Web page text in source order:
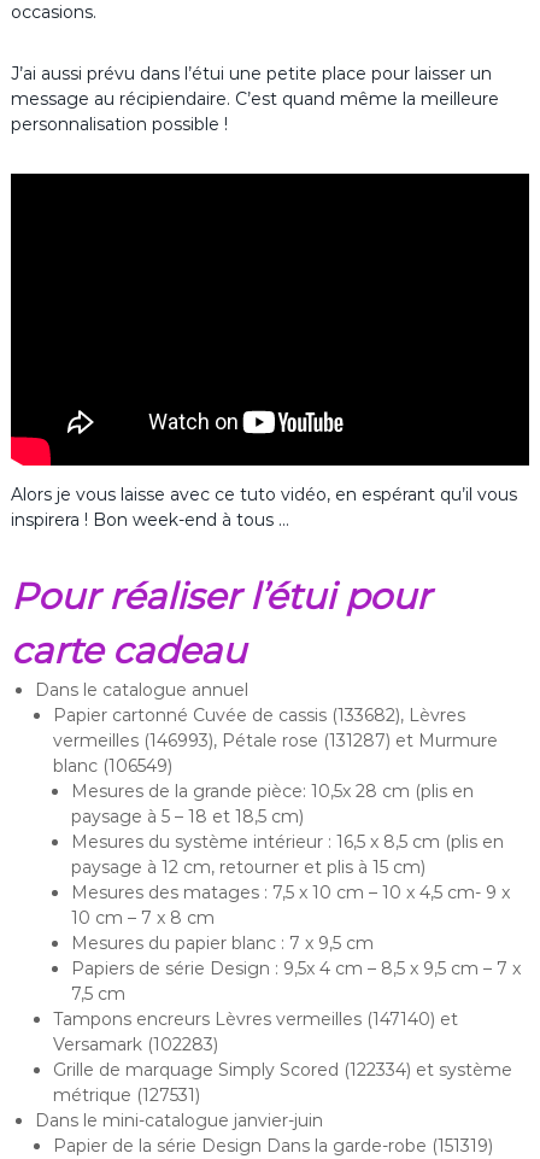
occasions.
J’ai aussi prévu dans l’étui une petite place pour laisser un
message au récipiendaire. C’est quand même la meilleure
personnalisation possible !
Alors je vous laisse avec ce tuto vidéo, en espérant qu’il vous
inspirera ! Bon week-end à tous …
Pour réaliser l’étui pour
carte cadeau
Dans le catalogue annuel
Papier cartonné Cuvée de cassis (133682), Lèvres
vermeilles (146993), Pétale rose (131287) et Murmure
blanc (106549)
Mesures de la grande pièce: 10,5x 28 cm (plis en
paysage à 5 – 18 et 18,5 cm)
Mesures du système intérieur : 16,5 x 8,5 cm (plis en
paysage à 12 cm, retourner et plis à 15 cm)
Mesures des matages : 7,5 x 10 cm – 10 x 4,5 cm- 9 x
10 cm – 7 x 8 cm
Mesures du papier blanc : 7 x 9,5 cm
Papiers de série Design : 9,5x 4 cm – 8,5 x 9,5 cm – 7 x
7,5 cm
Tampons encreurs Lèvres vermeilles (147140) et
Versamark (102283)
Grille de marquage Simply Scored (122334) et système
métrique (127531)
Dans le mini-catalogue janvier-juin
Papier de la série Design Dans la garde-robe (151319)